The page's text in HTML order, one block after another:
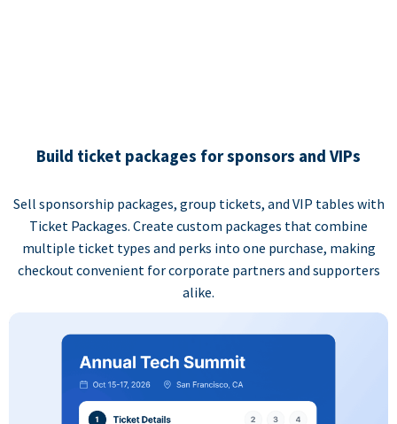
Build ticket packages for sponsors and VIPs
Sell sponsorship packages, group tickets, and VIP tables with
Ticket Packages. Create custom packages that combine
multiple ticket types and perks into one purchase, making
checkout convenient for corporate partners and supporters
alike.